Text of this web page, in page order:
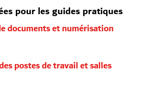
pour les guides pratiques
documents et numérisation
postes de travail et salles